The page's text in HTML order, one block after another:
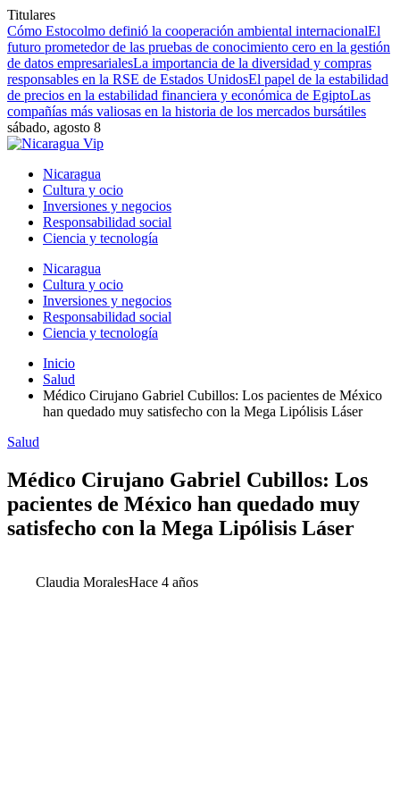
Titulares
Cómo Estocolmo definió la cooperación ambiental internacionalEl
futuro prometedor de las pruebas de conocimiento cero en la gestión
de datos empresarialesLa importancia de la diversidad y compras
responsables en la RSE de Estados UnidosEl papel de la estabilidad
de precios en la estabilidad financiera y económica de EgiptoLas
compañías más valiosas en la historia de los mercados bursátiles
sábado, agosto 8
Nicaragua
Cultura y ocio
Inversiones y negocios
Responsabilidad social
Ciencia y tecnología
Nicaragua
Cultura y ocio
Inversiones y negocios
Responsabilidad social
Ciencia y tecnología
Inicio
Salud
Médico Cirujano Gabriel Cubillos: Los pacientes de México
han quedado muy satisfecho con la Mega Lipólisis Láser
Salud
Médico Cirujano Gabriel Cubillos: Los
pacientes de México han quedado muy
satisfecho con la Mega Lipólisis Láser
Claudia MoralesHace 4 años